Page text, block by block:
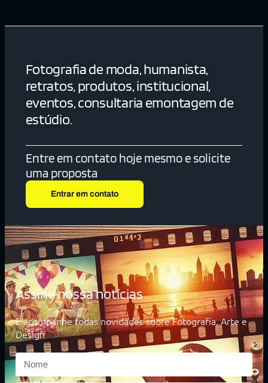
Fotografia de moda, humanista,
retratos, produtos, institucional,
eventos, consultaria emontagem de
estúdio.
Entre em contato hoje mesmo e solicite
uma proposta
Entrar em contato
Assine nossa notícias
E acompanhe todas novidades sobre Fotografia, Arte e
Design